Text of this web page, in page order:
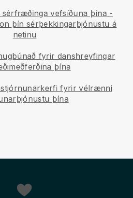
sérfræðinga vefsíðuna þína -
þín sérþekkingarþjónustu á
netinu
fyrir danshreyfingar
þína
fyrir vélrænni
þína